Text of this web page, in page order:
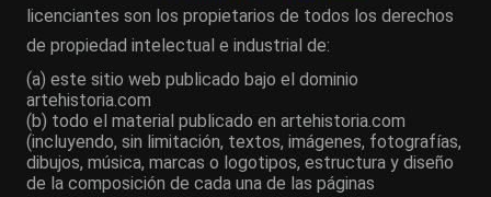
licenciantes son los propietarios de todos los derechos
de propiedad intelectual e industrial de:
(a) este sitio web publicado bajo el dominio
artehistoria.com
(b) todo el material publicado en artehistoria.com
(incluyendo, sin limitación, textos, imágenes, fotografías,
dibujos, música, marcas o logotipos, estructura y diseño
de la composición de cada una de las páginas